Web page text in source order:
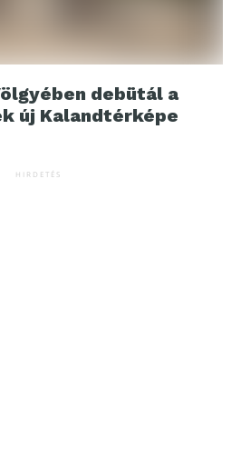
debütál a
új Kalandtérképe
HIRDETÉS